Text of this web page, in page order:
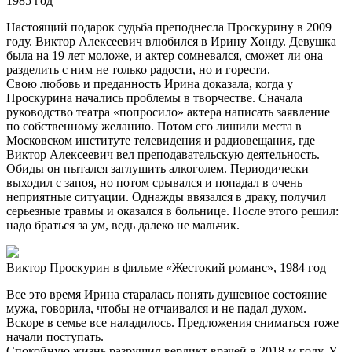
Настоящий подарок судьба преподнесла Проскурину в 2009
году. Виктор Алексеевич влюбился в Ирину Хонду. Девушка
была на 19 лет моложе, и актер сомневался, сможет ли она
разделить с ним не только радости, но и горести.
Свою любовь и преданность Ирина доказала, когда у
Проскурина начались проблемы в творчестве. Сначала
руководство театра «попросило» актера написать заявление
по собственному желанию. Потом его лишили места в
Московском институте телевидения и радиовещания, где
Виктор Алексеевич вел преподавательскую деятельность.
Обиды он пытался заглушить алкоголем. Периодически
выходил с запоя, но потом срывался и попадал в очень
неприятные ситуации. Однажды ввязался в драку, получил
серьезные травмы и оказался в больнице. После этого решил:
надо браться за ум, ведь далеко не мальчик.
Виктор Проскурин в фильме «Жестокий романс», 1984 год
Все это время Ирина старалась понять душевное состояние
мужа, говорила, чтобы не отчаивался и не падал духом.
Вскоре в семье все наладилось. Предложения сниматься тоже
начали поступать.